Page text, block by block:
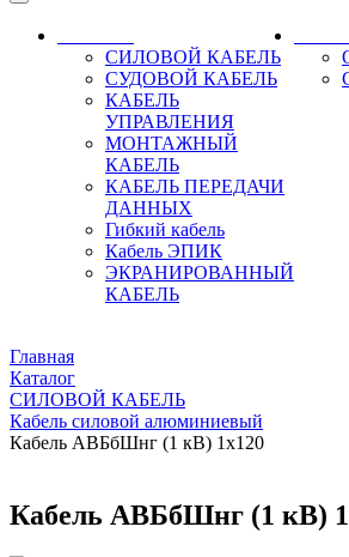
СИЛОВОЙ КАБЕЛЬ
СУДОВОЙ КАБЕЛЬ
КАБЕЛЬ
УПРАВЛЕНИЯ
МОНТАЖНЫЙ
КАБЕЛЬ
КАБЕЛЬ ПЕРЕДАЧИ
ДАННЫХ
Гибкий кабель
Кабель ЭПИК
ЭКРАНИРОВАННЫЙ
КАБЕЛЬ
Главная
Каталог
СИЛОВОЙ КАБЕЛЬ
Кабель силовой алюминиевый
Кабель АВБбШнг (1 кВ) 1х120
Кабель АВБбШнг (1 кВ)